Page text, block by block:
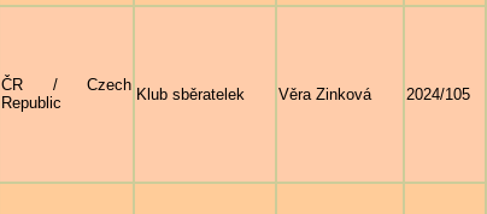
ČR / Czech
Republic
Klub sběratelek Věra Zinková 2024/105